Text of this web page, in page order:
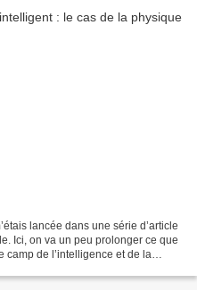
lancée dans une série d’article
Ici, on va un peu prolonger ce que
camp de l’intelligence et de la